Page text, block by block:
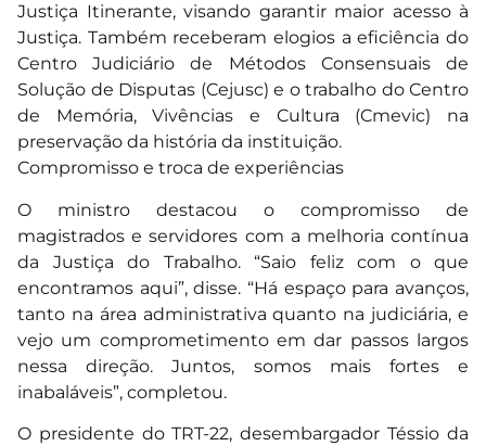
Justiça Itinerante, visando garantir maior acesso à
Justiça. Também receberam elogios a eficiência do
Centro Judiciário de Métodos Consensuais de
Solução de Disputas (Cejusc) e o trabalho do Centro
de Memória, Vivências e Cultura (Cmevic) na
preservação da história da instituição.
Compromisso e troca de experiências
O ministro destacou o compromisso de
magistrados e servidores com a melhoria contínua
da Justiça do Trabalho. “Saio feliz com o que
encontramos aqui”, disse. “Há espaço para avanços,
tanto na área administrativa quanto na judiciária, e
vejo um comprometimento em dar passos largos
nessa direção. Juntos, somos mais fortes e
inabaláveis”, completou.
O presidente do TRT-22, desembargador Téssio da